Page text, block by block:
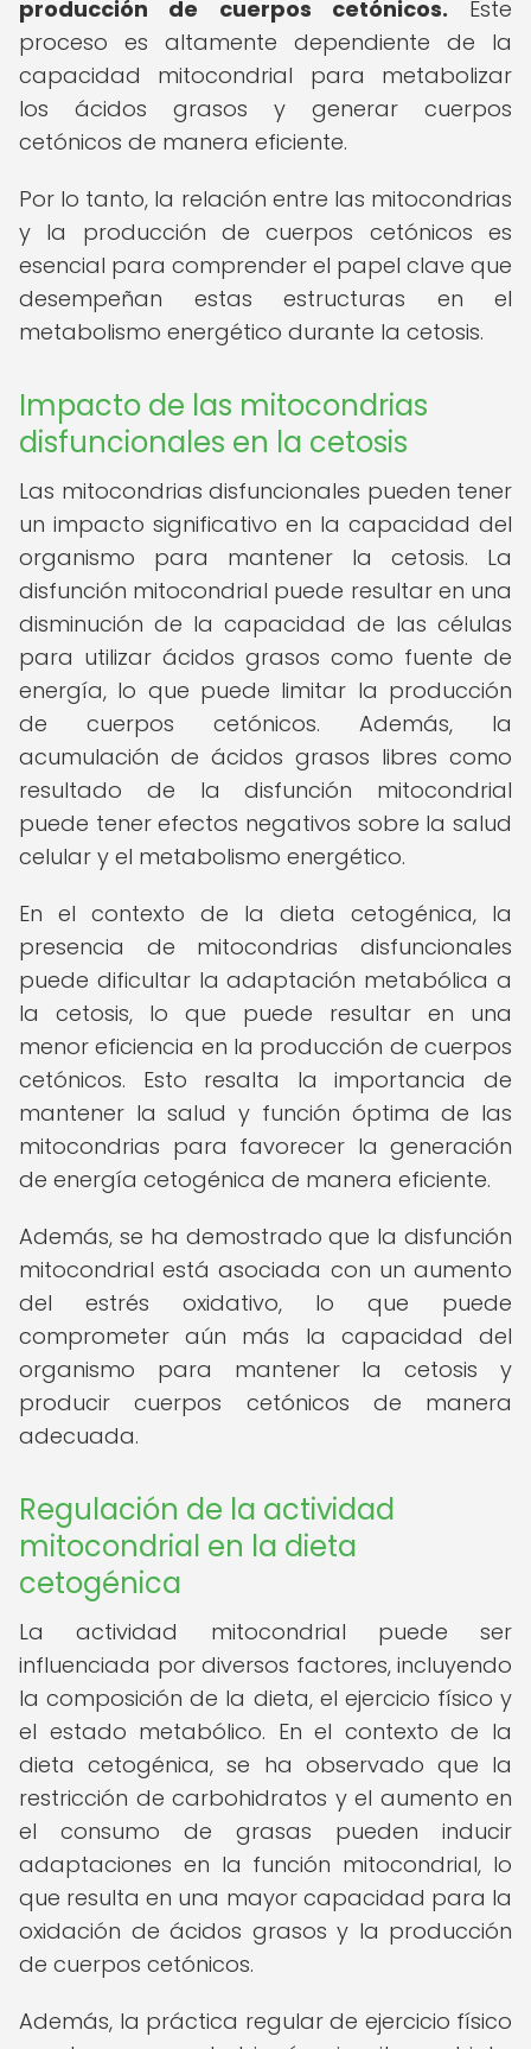
producción de cuerpos cetónicos. Este
proceso es altamente dependiente de la
capacidad mitocondrial para metabolizar
los ácidos grasos y generar cuerpos
cetónicos de manera eficiente.
Por lo tanto, la relación entre las mitocondrias
y la producción de cuerpos cetónicos es
esencial para comprender el papel clave que
desempeñan estas estructuras en el
metabolismo energético durante la cetosis.
Impacto de las mitocondrias
disfuncionales en la cetosis
Las mitocondrias disfuncionales pueden tener
un impacto significativo en la capacidad del
organismo para mantener la cetosis. La
disfunción mitocondrial puede resultar en una
disminución de la capacidad de las células
para utilizar ácidos grasos como fuente de
energía, lo que puede limitar la producción
de cuerpos cetónicos. Además, la
acumulación de ácidos grasos libres como
resultado de la disfunción mitocondrial
puede tener efectos negativos sobre la salud
celular y el metabolismo energético.
En el contexto de la dieta cetogénica, la
presencia de mitocondrias disfuncionales
puede dificultar la adaptación metabólica a
la cetosis, lo que puede resultar en una
menor eficiencia en la producción de cuerpos
cetónicos. Esto resalta la importancia de
mantener la salud y función óptima de las
mitocondrias para favorecer la generación
de energía cetogénica de manera eficiente.
Además, se ha demostrado que la disfunción
mitocondrial está asociada con un aumento
del estrés oxidativo, lo que puede
comprometer aún más la capacidad del
organismo para mantener la cetosis y
producir cuerpos cetónicos de manera
adecuada.
Regulación de la actividad
mitocondrial en la dieta
cetogénica
La actividad mitocondrial puede ser
influenciada por diversos factores, incluyendo
la composición de la dieta, el ejercicio físico y
el estado metabólico. En el contexto de la
dieta cetogénica, se ha observado que la
restricción de carbohidratos y el aumento en
el consumo de grasas pueden inducir
adaptaciones en la función mitocondrial, lo
que resulta en una mayor capacidad para la
oxidación de ácidos grasos y la producción
de cuerpos cetónicos.
Además, la práctica regular de ejercicio físico